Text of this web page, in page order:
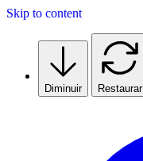
Skip to content
Diminuir Restaurar